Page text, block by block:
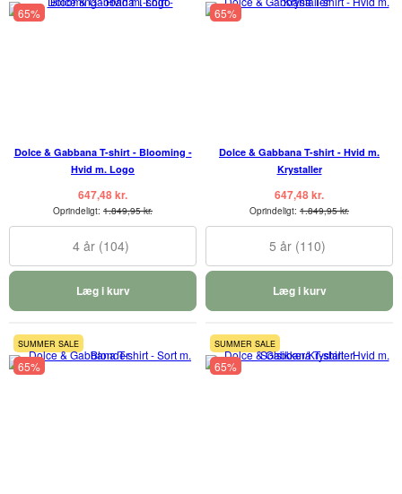
65%
Dolce & Gabbana T-shirt - Blooming -
Hvid m. Logo
647,48 kr.
Oprindeligt: 1.849,95 kr.
4 år (104)
Læg i kurv
65%
Dolce & Gabbana T-shirt - Hvid m.
Krystaller
647,48 kr.
Oprindeligt: 1.849,95 kr.
5 år (110)
Læg i kurv
SUMMER SALE
65%
SUMMER SALE
65%